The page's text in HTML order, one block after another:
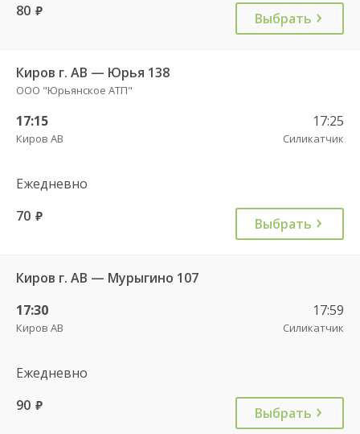
80 руб. Выбрать
Киров г. АВ — Юрья 138
ООО "Юрьянское АТП"
17:15
Киров АВ
17:25
Силикатчик
Ежедневно
70 руб. Выбрать
Киров г. АВ — Мурыгино 107
17:30
Киров АВ
17:59
Силикатчик
Ежедневно
90 руб. Выбрать